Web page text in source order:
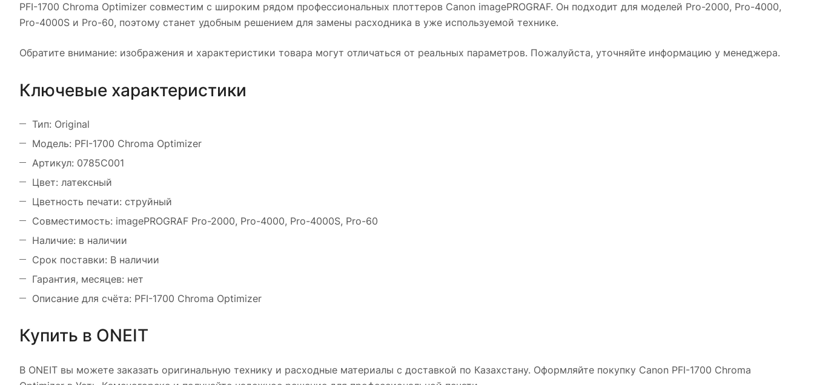
PFI-1700 Chroma Optimizer совместим с широким рядом профессиональных плоттеров Canon imagePROGRAF. Он подходит для моделей Pro-2000, Pro-4000,
Pro-4000S и Pro-60, поэтому станет удобным решением для замены расходника в уже используемой технике.
Обратите внимание: изображения и характеристики товара могут отличаться от реальных параметров. Пожалуйста, уточняйте информацию у менеджера.
Ключевые характеристики
Тип: Original
Модель: PFI-1700 Chroma Optimizer
Артикул: 0785C001
Цвет: латексный
Цветность печати: струйный
Совместимость: imagePROGRAF Pro-2000, Pro-4000, Pro-4000S, Pro-60
Наличие: в наличии
Срок поставки: В наличии
Гарантия, месяцев: нет
Описание для счёта: PFI-1700 Chroma Optimizer
Купить в ONEIT
В ONEIT вы можете заказать оригинальную технику и расходные материалы с доставкой по Казахстану. Оформляйте покупку Canon PFI-1700 Chroma